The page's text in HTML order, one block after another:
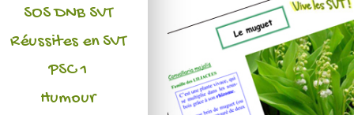
SOS DNB SVT
Réussites en SVT
PSC 1
Humour